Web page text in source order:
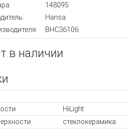
148095
Hansa
BHC36106
в наличии
HiLight
cтеклокерамика